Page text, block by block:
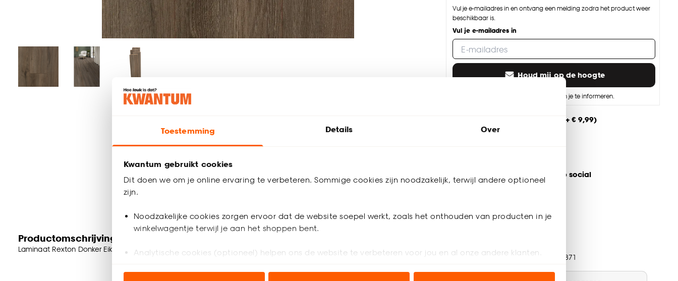
Toestemming Details Over
Kwantum gebruikt cookies
Dit doen we om je online ervaring te verbeteren. Sommige cookies zijn noodzakelijk, terwijl andere optioneel
zijn.
Noodzakelijke cookies zorgen ervoor dat de website soepel werkt, zoals het onthouden van producten in je
winkelwagentje terwijl je aan het shoppen bent.
Analytische cookies (optioneel) helpen ons de website te verbeteren voor jou en al onze andere klanten.
Vul je e-mailadres in en ontvang een melding zodra het product weer
beschikbaar is.
Vul je e-mailadres in
Houd mij op de hoogte
Je e-mailadres wordt alleen gebruikt om je te informeren.
Thuis laten bezorgen vanaf (+ € 9,99)
Deel jouw product & volg ons op social
Productomschrijving
Laminaat Rexton Donker Eiken met een dikte van 7 millimeter. Geschikt voor normaal woongebruik.
Artikelnummer 4306871